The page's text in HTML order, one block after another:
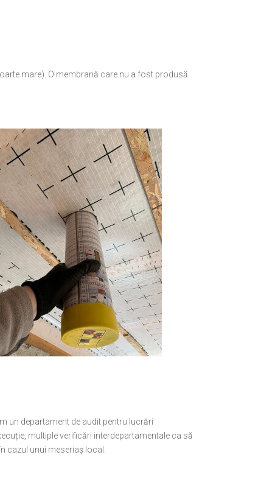
mare). O membrană care nu a fost produsă
un departament de audit pentru lucrări
multiple verificări interdepartamentale ca să
cazul unui meseriaș local.